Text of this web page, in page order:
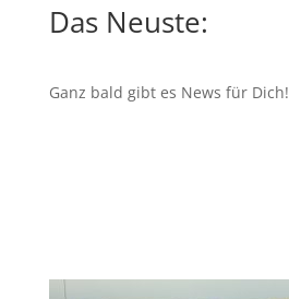
Das Neuste:
Ganz bald gibt es News für Dich!